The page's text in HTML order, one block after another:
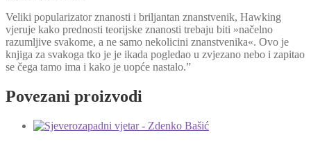
Veliki popularizator znanosti i briljantan znanstvenik, Hawking
vjeruje kako prednosti teorijske znanosti trebaju biti »načelno
razumljive svakome, a ne samo nekolicini znanstvenika«. Ovo je
knjiga za svakoga tko je je ikada pogledao u zvjezano nebo i zapitao
se čega tamo ima i kako je uopće nastalo.”
Povezani proizvodi